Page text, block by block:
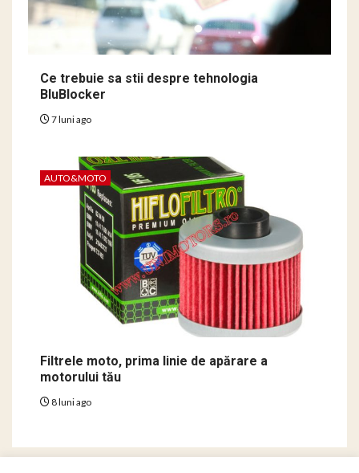
Ce trebuie sa stii despre tehnologia
BluBlocker
7 luni ago
AUTO&MOTO
Filtrele moto, prima linie de apărare a
motorului tău
8 luni ago